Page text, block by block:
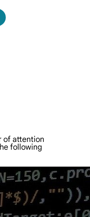
of attention
following